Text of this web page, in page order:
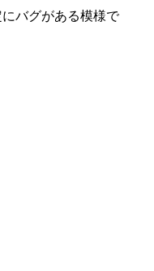
バグがある模様で